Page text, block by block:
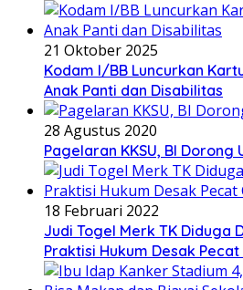
21 Oktober 2025
Kodam I/BB Luncurkan
Anak Panti dan Disabilitas
28 Agustus 2020
Pagelaran KKSU, BI Dorong
18 Februari 2022
Judi Togel Merk TK Diduga
Praktisi Hukum Desak